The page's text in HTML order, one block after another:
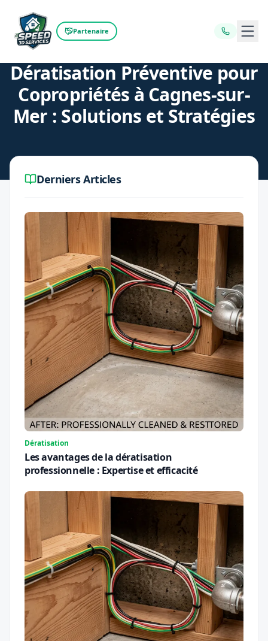
Partenaire
Retour au blog
Dératisation Préventive pour
Copropriétés à Cagnes-sur-
Mer : Solutions et Stratégies
Derniers Articles
Dératisation
Les avantages de la dératisation
professionnelle : Expertise et efficacité